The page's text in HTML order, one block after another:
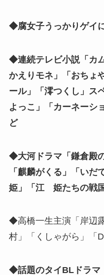
◆腐女子うっかりゲイ
◆連続テレビ小説「カ
かえりモネ」「おちょ
ール」「澪つくし」ス
よっこ」「カーネーシ
ど
◆大河ドラマ「鎌倉殿
「麒麟がくる」「いだ
姫」「江 姫たちの戦
◆高橋一生主演「岸辺
村」「くしゃがら」「
◆話題のタイBLドラマ